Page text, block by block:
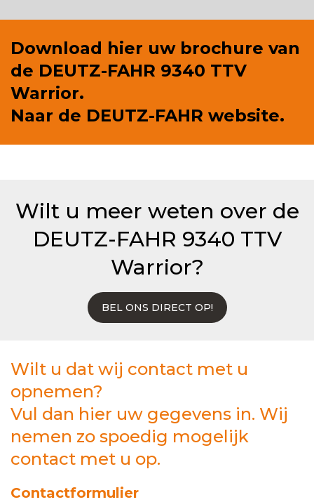
Download hier uw brochure van
de DEUTZ-FAHR 9340 TTV
Warrior.
Naar de DEUTZ-FAHR website.
Wilt u meer weten over de
DEUTZ-FAHR 9340 TTV
Warrior?
BEL ONS DIRECT OP!
Wilt u dat wij contact met u
opnemen?
Vul dan hier uw gegevens in. Wij
nemen zo spoedig mogelijk
contact met u op.
Contactformulier